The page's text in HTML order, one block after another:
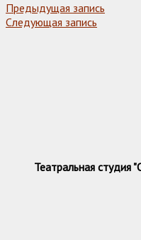
Предыдущая запись
Следующая запись
Театральная студия